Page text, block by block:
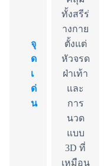
จุ
ด
เ
ด่
น
ทั้งสรีร่
างกาย
ตั้งแต่
หัวจรด
ฝ่าเท้า
และ
การ
นวด
แบบ
3D ที่
เหมือน